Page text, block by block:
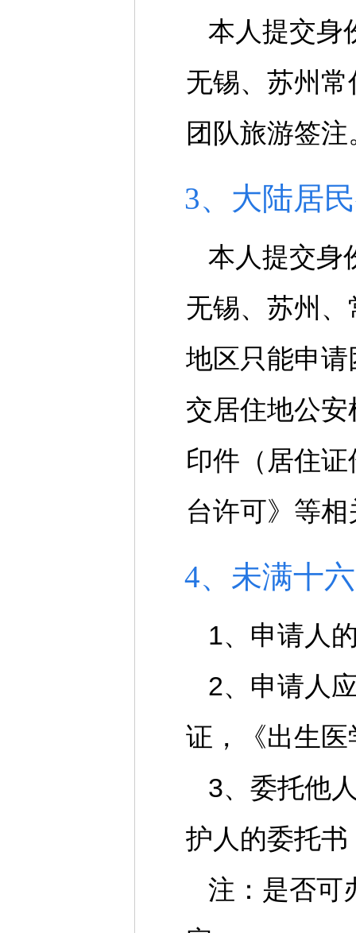
本人提交身
无锡、苏州
团队旅游签注
3、大陆居
本人提交身
无锡、苏州
地区只能申
交居住地公
印件（居住
台许可》等
4、未满十
1、申请人
2、申请人
证，《出生
3、委托他
护人的委托
注：是否可